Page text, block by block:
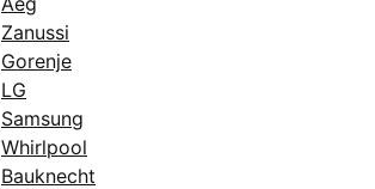
Zanussi
Gorenje
LG
Samsung
Whirlpool
Bauknecht